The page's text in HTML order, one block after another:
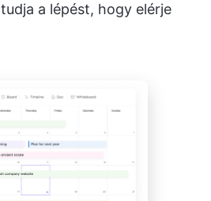
a lépést, hogy elérje